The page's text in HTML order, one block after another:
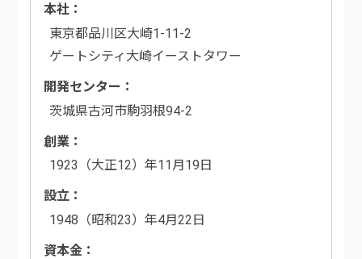
本社
東京都品川区大崎1-11-2
ゲートシティ大崎イーストタワー
開発センター
茨城県古河市駒羽根94-2
創業
1923（大正12）年11月19日
設立
1948（昭和23）年4月22日
資本金